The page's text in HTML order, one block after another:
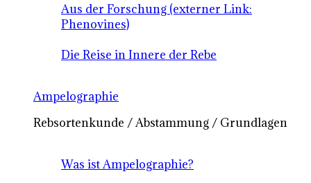
Aus der Forschung (externer Link:
Phenovines)
Die Reise in Innere der Rebe
Ampelographie
Rebsortenkunde / Abstammung / Grundlagen
Was ist Ampelographie?